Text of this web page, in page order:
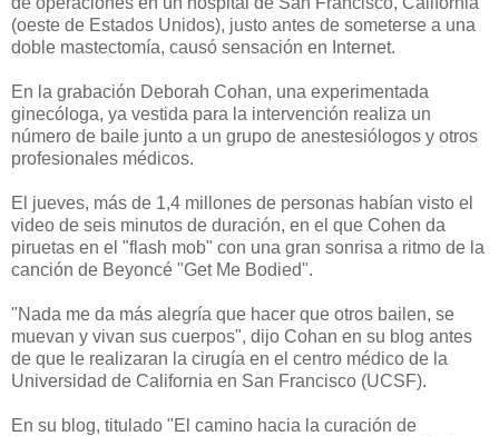
(oeste de Estados Unidos), justo antes de someterse a una
doble mastectomía, causó sensación en Internet.
En la grabación Deborah Cohan, una experimentada
ginecóloga, ya vestida para la intervención realiza un
número de baile junto a un grupo de anestesiólogos y otros
profesionales médicos.
El jueves, más de 1,4 millones de personas habían visto el
video de seis minutos de duración, en el que Cohen da
piruetas en el "flash mob" con una gran sonrisa a ritmo de la
canción de Beyoncé "Get Me Bodied".
"Nada me da más alegría que hacer que otros bailen, se
muevan y vivan sus cuerpos", dijo Cohan en su blog antes
de que le realizaran la cirugía en el centro médico de la
Universidad de California en San Francisco (UCSF).
En su blog, titulado "El camino hacia la curación de